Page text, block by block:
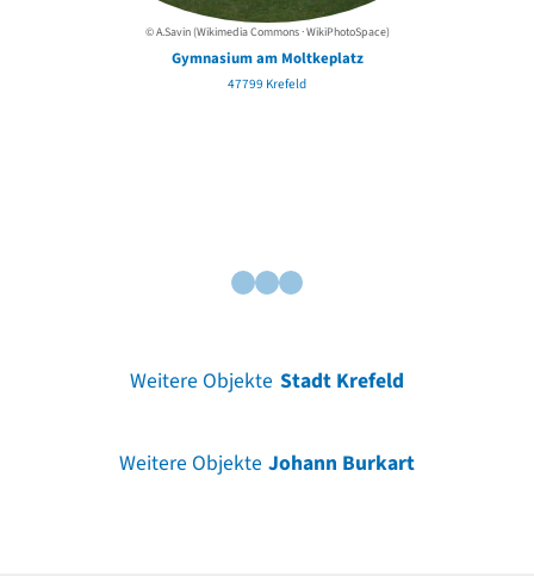
© A.Savin (Wikimedia Commons · WikiPhotoSpace)
Gymnasium am Moltkeplatz
47799 Krefeld
Weitere Objekte Stadt Krefeld
Weitere Objekte Johann Burkart